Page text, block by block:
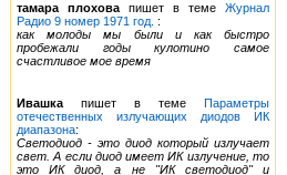
тамара плохова пишет в теме Журнал
Радио 9 номер 1971 год. :
как молоды мы были и как быстро
пробежали годы кулотино самое
счастливое мое время
Ивашка пишет в теме Параметры
отечественных излучающих диодов ИК
диапазона:
Светодиод - это диод который излучает
свет. А если диод имеет ИК излучение, то
это ИК диод, а не "ИК светодиод" и